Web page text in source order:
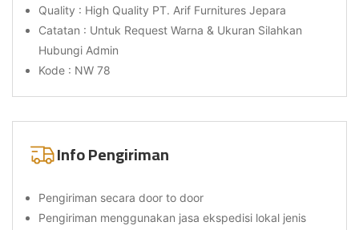
Quality : High Quality PT. Arif Furnitures Jepara
Catatan : Untuk Request Warna & Ukuran Silahkan
Hubungi Admin
Kode : NW 78
Info Pengiriman
Pengiriman secara door to door
Pengiriman menggunakan jasa ekspedisi lokal jenis